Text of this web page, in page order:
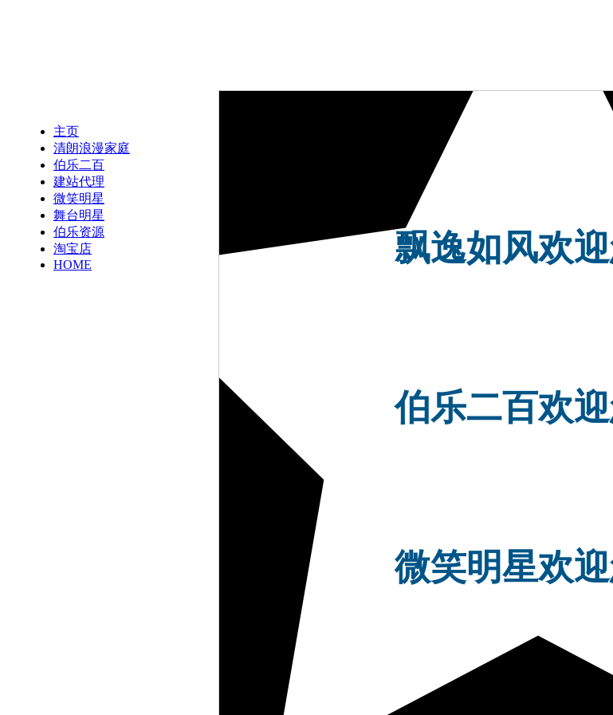
主页
清朗浪漫家庭
伯乐二百
建站代理
微笑明星
舞台明星
伯乐资源
淘宝店
HOME